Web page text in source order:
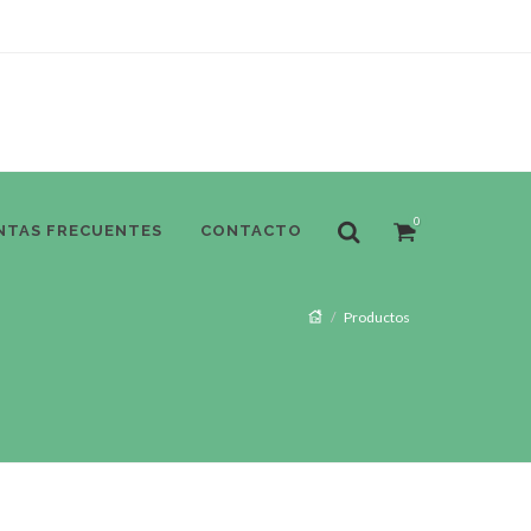
FRECUENTES CONTACTO
0
Productos